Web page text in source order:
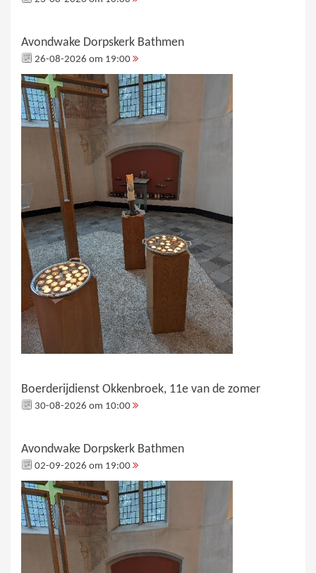
Avondwake Dorpskerk Bathmen
26-08-2026 om 19:00
Boerderijdienst Okkenbroek, 11e van de zomer
30-08-2026 om 10:00
Avondwake Dorpskerk Bathmen
02-09-2026 om 19:00